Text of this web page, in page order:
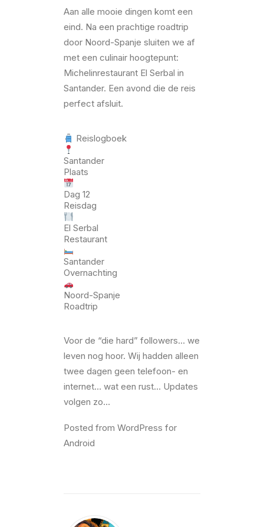
Aan alle mooie dingen komt een
eind. Na een prachtige roadtrip
door Noord-Spanje sluiten we af
met een culinair hoogtepunt:
Michelinrestaurant El Serbal in
Santander. Een avond die de reis
perfect afsluit.
Reislogboek
Santander
Plaats
Dag 12
Reisdag
El Serbal
Restaurant
Santander
Overnachting
Noord-Spanje
Roadtrip
Voor de “die hard” followers… we
leven nog hoor. Wij hadden alleen
twee dagen geen telefoon- en
internet… wat een rust… Updates
volgen zo…
Posted from WordPress for
Android